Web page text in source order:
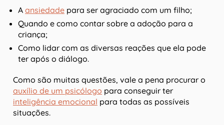
A ansiedade para ser agraciado com um filho;
Quando e como contar sobre a adoção para a
criança;
Como lidar com as diversas reações que ela pode
ter após o diálogo.
Como são muitas questões, vale a pena procurar o
auxílio de um psicólogo para conseguir ter
inteligência emocional para todas as possíveis
situações.